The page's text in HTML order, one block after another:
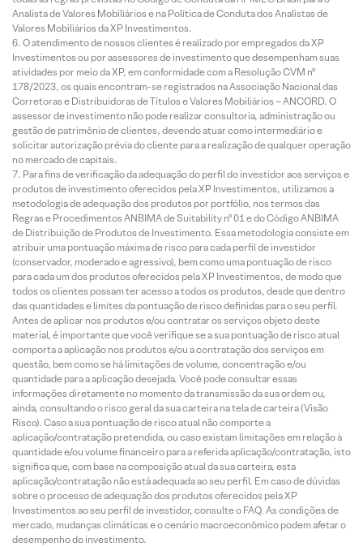
Analista de Valores Mobiliários e na Política de Conduta dos Analistas de
Valores Mobiliários da XP Investimentos.
O atendimento de nossos clientes é realizado por empregados da XP
Investimentos ou por assessores de investimento que desempenham suas
atividades por meio da XP, em conformidade com a Resolução CVM nº
178/2023, os quais encontram-se registrados na Associação Nacional das
Corretoras e Distribuidoras de Títulos e Valores Mobiliários – ANCORD. O
assessor de investimento não pode realizar consultoria, administração ou
gestão de patrimônio de clientes, devendo atuar como intermediário e
solicitar autorização prévia do cliente para a realização de qualquer operação
no mercado de capitais.
Para fins de verificação da adequação do perfil do investidor aos serviços e
produtos de investimento oferecidos pela XP Investimentos, utilizamos a
metodologia de adequação dos produtos por portfólio, nos termos das
Regras e Procedimentos ANBIMA de Suitability nº 01 e do Código ANBIMA
de Distribuição de Produtos de Investimento. Essa metodologia consiste em
atribuir uma pontuação máxima de risco para cada perfil de investidor
(conservador, moderado e agressivo), bem como uma pontuação de risco
para cada um dos produtos oferecidos pela XP Investimentos, de modo que
todos os clientes possam ter acesso a todos os produtos, desde que dentro
das quantidades e limites da pontuação de risco definidas para o seu perfil.
Antes de aplicar nos produtos e/ou contratar os serviços objeto deste
material, é importante que você verifique se a sua pontuação de risco atual
comporta a aplicação nos produtos e/ou a contratação dos serviços em
questão, bem como se há limitações de volume, concentração e/ou
quantidade para a aplicação desejada. Você pode consultar essas
informações diretamente no momento da transmissão da sua ordem ou,
ainda, consultando o risco geral da sua carteira na tela de carteira (Visão
Risco). Caso a sua pontuação de risco atual não comporte a
aplicação/contratação pretendida, ou caso existam limitações em relação à
quantidade e/ou volume financeiro para a referida aplicação/contratação, isto
significa que, com base na composição atual da sua carteira, esta
aplicação/contratação não está adequada ao seu perfil. Em caso de dúvidas
sobre o processo de adequação dos produtos oferecidos pela XP
Investimentos ao seu perfil de investidor, consulte o FAQ. As condições de
mercado, mudanças climáticas e o cenário macroeconômico podem afetar o
desempenho do investimento.